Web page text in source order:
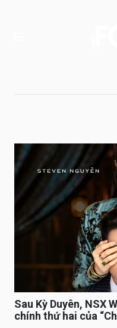
Sau Kỳ Duyên, NSX
chính thứ hai của